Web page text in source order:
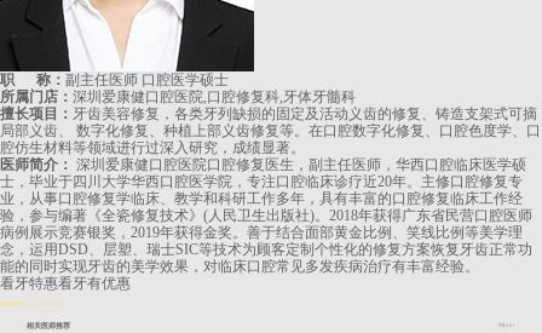
职 称： 副主任医师 口腔医学硕士
所属门店： 深圳爱康健口腔医院,口腔修复科,牙体牙髓科
擅长项目： 牙齿美容修复，各类牙列缺损的固定及活动义齿的修复、铸造支架式可摘
局部义齿、 数字化修复、种植上部义齿修复等。在口腔数字化修复、口腔色度学、口
腔仿生材料等领域进行过深入研究，成绩显著。
医师简介： 深圳爱康健口腔医院口腔修复医生，副主任医师，华西口腔临床医学硕
士，毕业于四川大学华西口腔医学院，专注口腔临床诊疗近20年。主修口腔修复专
业，从事口腔修复学临床、教学和科研工作多年，具有丰富的口腔修复临床工作经
验，参与编著《全瓷修复技术》(人民卫生出版社)。2018年获得广东省民营口腔医师
病例展示竞赛银奖，2019年获得金奖。善于结合面部黄金比例、笑线比例等美学理
念，运用DSD、层塑、瑞士SIC等技术为顾客定制个性化的修复方案恢复牙齿正常功
能的同时实现牙齿的美学效果，对临床口腔常见多发疾病治疗有丰富经验。
看牙特惠看牙有优惠
長者醫療券 2024.8.14起正式啟用
相关医师推荐 More+